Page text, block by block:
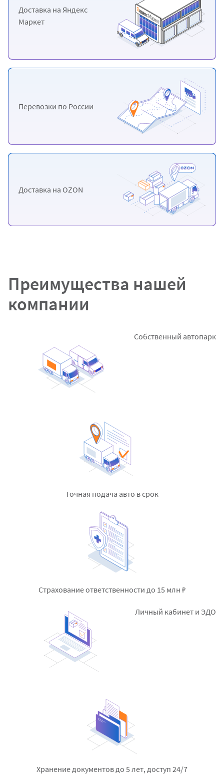
Доставка на Яндекс
Маркет
Перевозки по России
Доставка на OZON
Преимущества нашей
компании
Собственный автопарк
Точная подача авто в срок
Страхованиеответственности до 15 млн ₽
Личный кабинет и ЭДО
Хранение документов до 5 лет, доступ 24/7